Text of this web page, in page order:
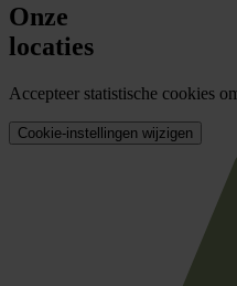
Onze
locaties
Accepteer statistische cookies
Cookie-instellingen wijzigen